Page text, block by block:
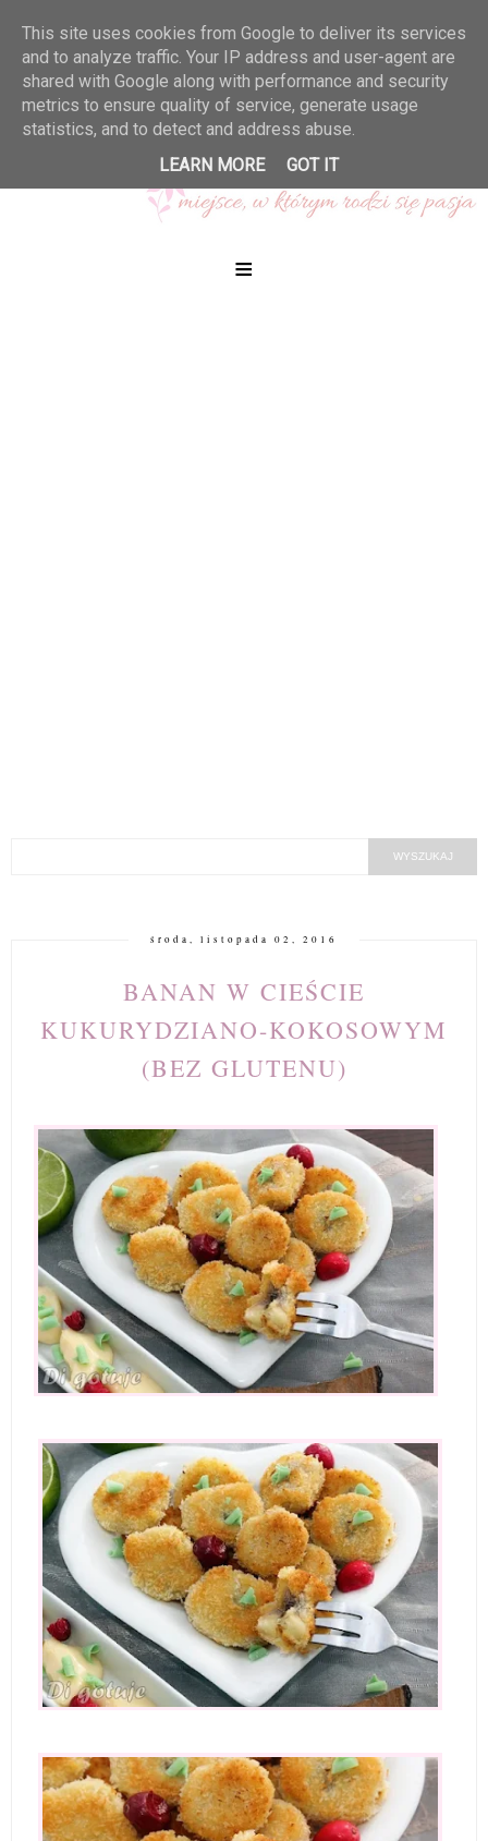
≡
środa, listopada 02, 2016
BANAN W CIEŚCIE
KUKURYDZIANO-KOKOSOWYM
(BEZ GLUTENU)
This site uses cookies from Google to deliver its services
and to analyze traffic. Your IP address and user-agent are
shared with Google along with performance and security
metrics to ensure quality of service, generate usage
statistics, and to detect and address abuse.
LEARN MORE
GOT IT